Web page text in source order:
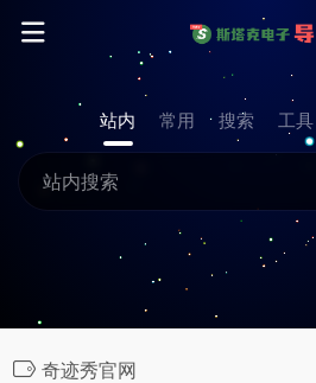
站内 常用 搜索 工具
奇迹秀官网